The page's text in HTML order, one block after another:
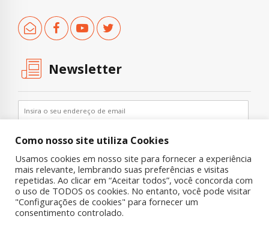
Newsletter
Copyright © 2019 UNIAD – Unidade de Pesquisa em Álcool e Drogas
Como nosso site utiliza Cookies
Usamos cookies em nosso site para fornecer a experiência
mais relevante, lembrando suas preferências e visitas
repetidas. Ao clicar em “Aceitar todos”, você concorda com
o uso de TODOS os cookies. No entanto, você pode visitar
"Configurações de cookies" para fornecer um
consentimento controlado.